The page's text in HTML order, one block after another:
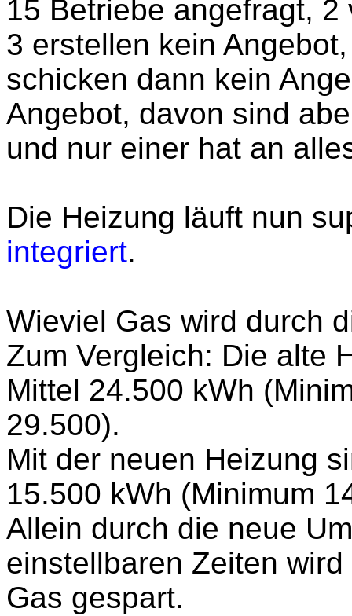
15 Betriebe angefragt,
3 erstellen kein
schicken dann kein
Angebot, davon sind
und nur einer hat an
Die Heizung läuft nun
integriert.
Wieviel Gas wird durch
Zum Vergleich: Die alte
Mittel 24.500 kWh
29.500).
Mit der neuen Heizung
15.500 kWh (Minimum
Allein durch die neue
einstellbaren Zeiten
Gas gespart.